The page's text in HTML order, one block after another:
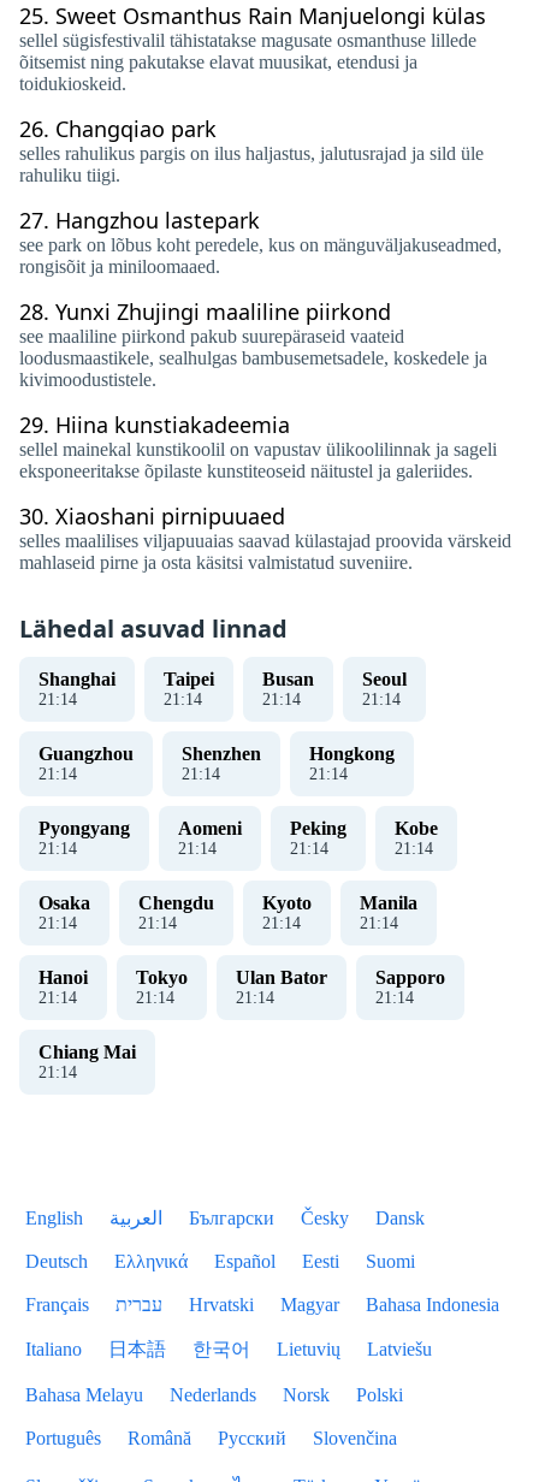
25. Sweet Osmanthus Rain Manjuelongi külas
sellel sügisfestivalil tähistatakse magusate osmanthuse lillede
õitsemist ning pakutakse elavat muusikat, etendusi ja
toidukioskeid.
26. Changqiao park
selles rahulikus pargis on ilus haljastus, jalutusrajad ja sild üle
rahuliku tiigi.
27. Hangzhou lastepark
see park on lõbus koht peredele, kus on mänguväljakuseadmed,
rongisõit ja miniloomaaed.
28. Yunxi Zhujingi maaliline piirkond
see maaliline piirkond pakub suurepäraseid vaateid
loodusmaastikele, sealhulgas bambusemetsadele, koskedele ja
kivimoodustistele.
29. Hiina kunstiakadeemia
sellel mainekal kunstikoolil on vapustav ülikoolilinnak ja sageli
eksponeeritakse õpilaste kunstiteoseid näitustel ja galeriides.
30. Xiaoshani pirnipuuaed
selles maalilises viljapuuaias saavad külastajad proovida värskeid
mahlaseid pirne ja osta käsitsi valmistatud suveniire.
Lähedal asuvad linnad
Shanghai
21:14
Taipei
21:14
Busan
21:14
Seoul
21:14
Guangzhou
21:14
Shenzhen
21:14
Hongkong
21:14
Pyongyang
21:14
Aomeni
21:14
Peking
21:14
Kobe
21:14
Osaka
21:14
Chengdu
21:14
Kyoto
21:14
Manila
21:14
Hanoi
21:14
Tokyo
21:14
Ulan Bator
21:14
Sapporo
21:14
Chiang Mai
21:14
English العربية Български Česky Dansk
Deutsch Ελληνικά Español Eesti Suomi
Français עברית Hrvatski Magyar Bahasa Indonesia
Italiano 日本語 한국어 Lietuvių Latviešu
Bahasa Melayu Nederlands Norsk Polski
Português Română Русский Slovenčina